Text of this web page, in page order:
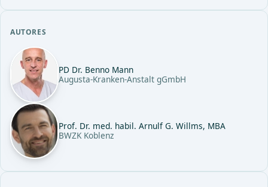
AUTORES
PD Dr. Benno Mann
Augusta-Kranken-Anstalt gGmbH
Prof. Dr. med. habil. Arnulf G. Willms, MBA
BWZK Koblenz